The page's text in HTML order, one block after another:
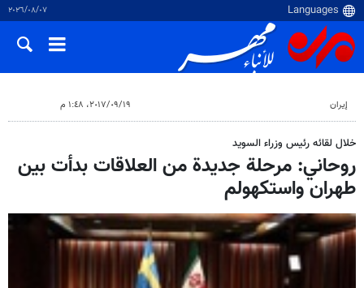
٠٧‏/٠٨‏/٢٠٢٦
إيران ١٩‏/٠٩‏/٢٠١٧، ١:٤٨ م
خلال لقائه رئيس وزراء السويد
روحاني: مرحلة جديدة من العلاقات بدأت بين
طهران واستكهولم